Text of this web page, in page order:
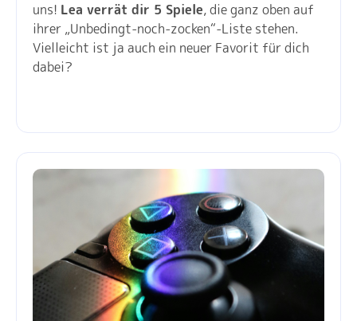
uns! Lea verrät dir 5 Spiele, die ganz oben auf
ihrer „Unbedingt-noch-zocken“-Liste stehen.
Vielleicht ist ja auch ein neuer Favorit für dich
dabei?